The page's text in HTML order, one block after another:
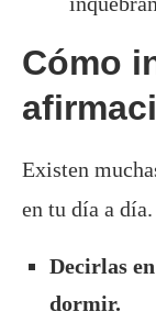
Cómo
Existen
en tu día a
Decirlas
dormir.